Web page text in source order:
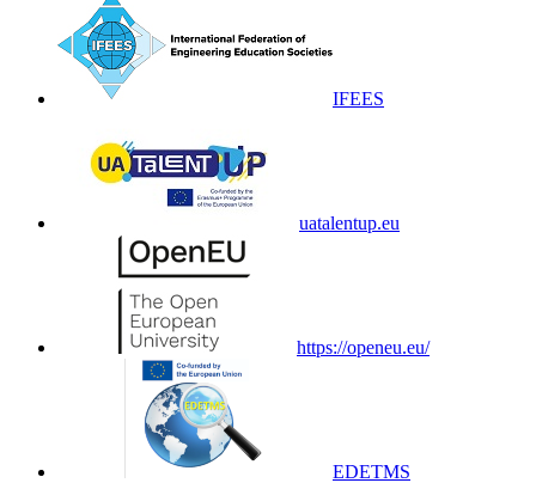
IFEES
uatalentup.eu
https://openeu.eu/
EDETMS